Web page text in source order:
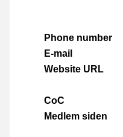
Phone number
E-mail
Website URL
CoC
Medlem siden